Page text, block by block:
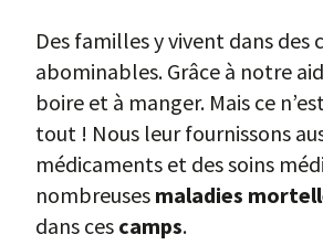
Des familles y vivent dans des
abominables. Grâce à notre
boire et à manger. Mais ce
tout ! Nous leur fournissons
médicaments et des soins
nombreuses maladies
dans ces camps.